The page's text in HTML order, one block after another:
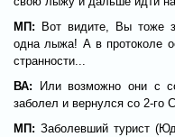
МП: Вот видите, Вы тоже
одна лыжа! А в протоколе
странности...
ВА: Или возможно они с
заболел и вернулся со 2-го
МП: Заболевший турист